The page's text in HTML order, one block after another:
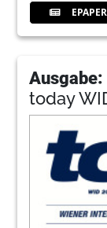
EPAPER
Ausgabe:
today